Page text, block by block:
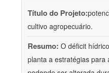
Título do Projeto:
cultivo agropecuário.
Resumo: O déficit
planta a estratégias para